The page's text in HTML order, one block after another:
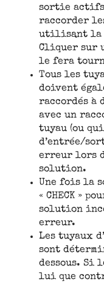
sortie actifs,
raccorder
utilisant la
Cliquer sur
le fera
Tous les
doivent
raccordés à
avec un
tuyau (ou
d’entrée/
erreur lors
solution.
Une fois la
« CHECK »
solution
erreur.
Les tuyaux
sont
dessous. Si
lui que